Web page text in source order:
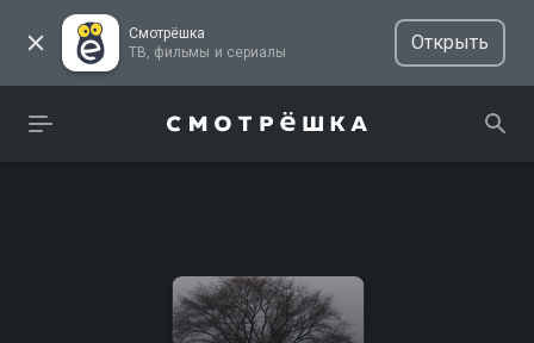
Смотрёшка
ТВ, фильмы и сериалы
Открыть